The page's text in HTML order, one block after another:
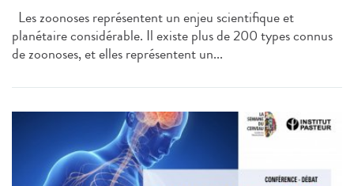
Les zoonoses représentent un enjeu scientifique et
planétaire considérable. Il existe plus de 200 types connus
de zoonoses, et elles représentent un...